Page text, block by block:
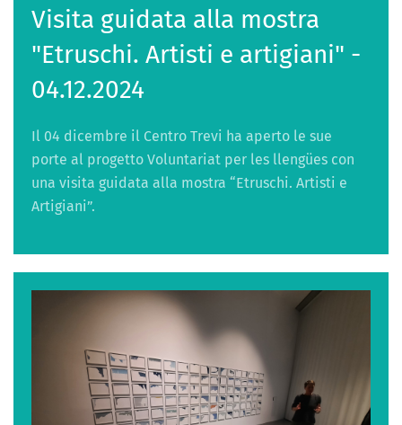
Visita guidata alla mostra
"Etruschi. Artisti e artigiani" -
04.12.2024
Il 04 dicembre il Centro Trevi ha aperto le sue
porte al progetto Voluntariat per les llengües con
una visita guidata alla mostra “Etruschi. Artisti e
Artigiani”.